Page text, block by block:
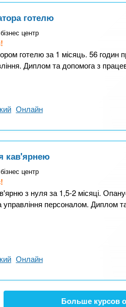
готелю
центр
готелю за 1 місяць. 56 годин
Диплом та допомога з
Онлайн
кав'ярнею
центр
з нуля за 1,5-2 місяці.
управління персоналом. Диплом
Онлайн
Больше курсов